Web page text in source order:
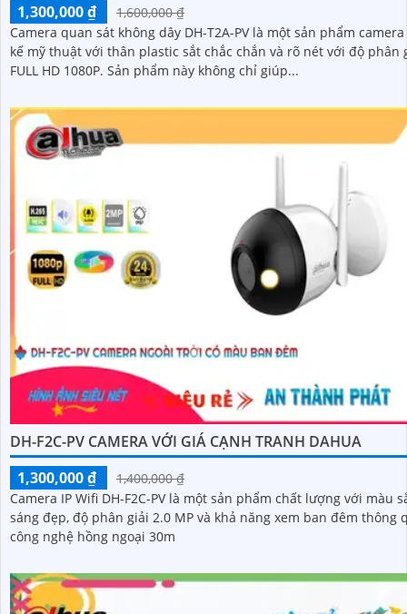
1,300,000 ₫
1,600,000 ₫
Camera quan sát không dây DH-T2A-PV là một sản phẩm
kế mỹ thuật với thân plastic sắt chắc chắn và rõ nét với độ phân
FULL HD 1080P. Sản phẩm này không chỉ giúp...
DH-F2C-PV CAMERA VỚI GIÁ CẠNH TRANH DAHUA
1,300,000 ₫
1,400,000 ₫
Camera IP Wifi DH-F2C-PV là một sản phẩm chất lượng với màu
sáng đẹp, độ phân giải 2.0 MP và khả năng xem ban đêm thông
công nghệ hồng ngoại 30m